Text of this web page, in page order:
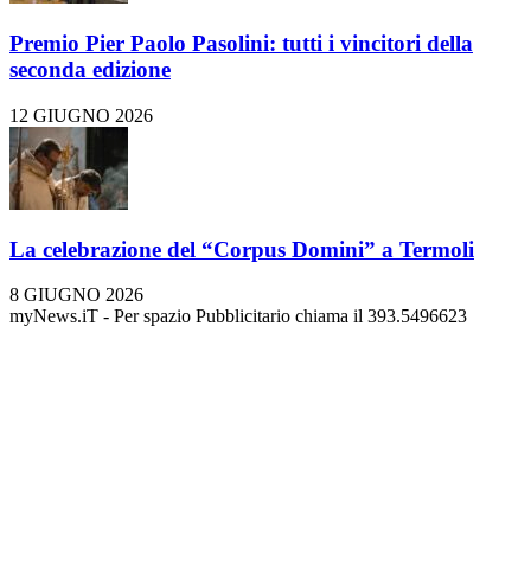
Premio Pier Paolo Pasolini: tutti i vincitori della
seconda edizione
12 GIUGNO 2026
La celebrazione del “Corpus Domini” a Termoli
8 GIUGNO 2026
myNews.iT - Per spazio Pubblicitario chiama il 393.5496623